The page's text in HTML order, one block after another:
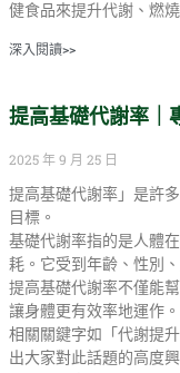
健食品來提升代謝、燃燒
深入閱讀>>
提高基礎代謝率｜
2025 年 9 月 25 日
提高基礎代謝率」是許
目標。
基礎代謝率指的是人體
耗。它受到年齡、性別
提高基礎代謝率不僅能
讓身體更有效率地運作。
相關關鍵字如「代謝提
出大家對此話題的高度興